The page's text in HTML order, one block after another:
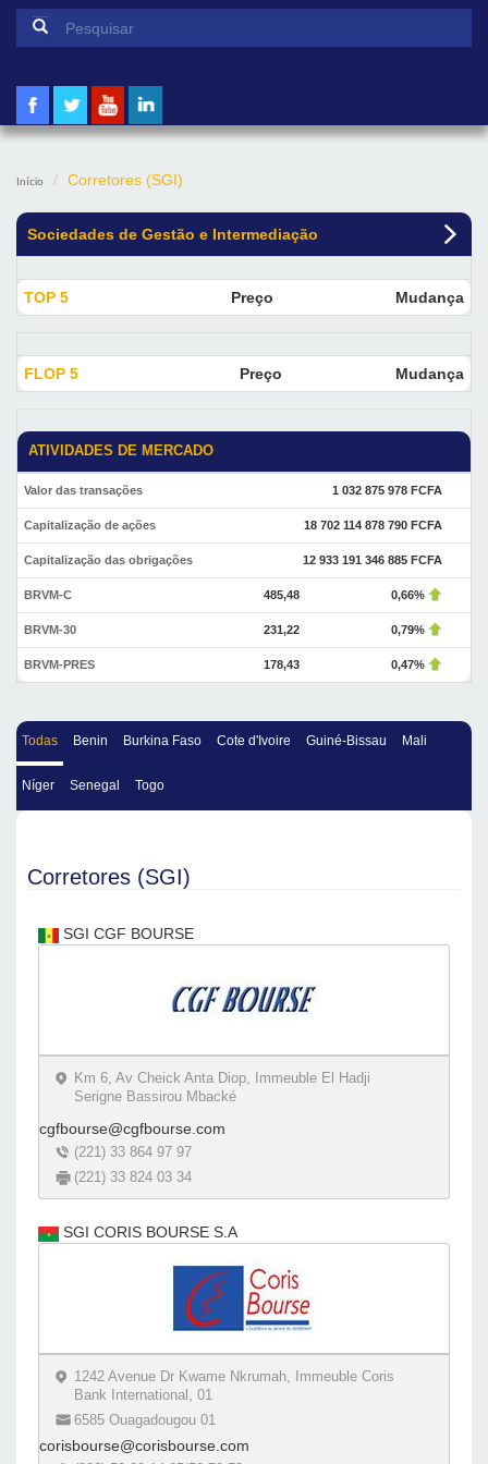
Formulário de pesquisa
Início Corretores (SGI)
Sociedades de Gestão e Intermediação
TOP 5 Preço Mudança
FLOP 5 Preço Mudança
ATIVIDADES DE MERCADO
Valor das transações 1 032 875 978 FCFA
Capitalização de ações 18 702 114 878 790 FCFA
Capitalização das obrigações 12 933 191 346 885 FCFA
BRVM-C 485,48 0,66%
BRVM-30 231,22 0,79%
BRVM-PRES 178,43 0,47%
Todas Benin Burkina Faso Cote d'Ivoire Guiné-Bissau Mali
Níger Senegal Togo
Corretores (SGI)
SGI CGF BOURSE
Km 6, Av Cheick Anta Diop, Immeuble El Hadji
Serigne Bassirou Mbacké
cgfbourse@cgfbourse.com
(221) 33 864 97 97
(221) 33 824 03 34
SGI CORIS BOURSE S.A
1242 Avenue Dr Kwame Nkrumah, Immeuble Coris
Bank International, 01
6585 Ouagadougou 01
corisbourse@corisbourse.com